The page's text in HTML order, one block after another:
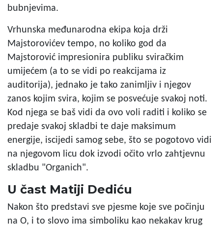
bubnjevima.
Vrhunska međunarodna ekipa koja drži
Majstorovićev tempo, no koliko god da
Majstorović impresionira publiku sviračkim
umijećem (a to se vidi po reakcijama iz
auditorija), jednako je tako zanimljiv i njegov
zanos kojim svira, kojim se posvećuje svakoj noti.
Kod njega se baš vidi da ovo voli raditi i koliko se
predaje svakoj skladbi te daje maksimum
energije, iscijedi samog sebe, što se pogotovo vidi
na njegovom licu dok izvodi očito vrlo zahtjevnu
skladbu "Organich".
U čast Matiji Dediću
Nakon što predstavi sve pjesme koje sve počinju
na O, i to slovo ima simboliku kao nekakav krug